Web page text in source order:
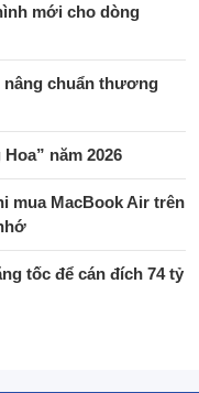
mới cho dòng
nâng chuẩn thương
năm 2026
mua MacBook Air trên
tốc để cán đích 74 tỷ